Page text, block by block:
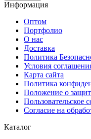
Информация
Оптом
Портфолио
О нас
Доставка
Политика
Условия
Карта сайта
Политика
Положение о
Пользовательское
Согласие на
Каталог